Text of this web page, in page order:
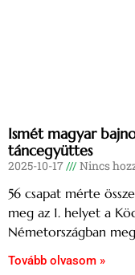
Ismét magyar
táncegyüttes
2025-10-17 Nincs
56 csapat mérte
meg az 1. helyet a
Németországban
Tovább olvasom »